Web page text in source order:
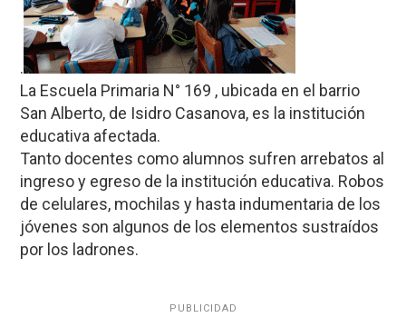
.
La Escuela Primaria N° 169 , ubicada en el barrio
San Alberto, de Isidro Casanova, es la institución
educativa afectada.
Tanto docentes como alumnos sufren arrebatos al
ingreso y egreso de la institución educativa. Robos
de celulares, mochilas y hasta indumentaria de los
jóvenes son algunos de los elementos sustraídos
por los ladrones.
PUBLICIDAD